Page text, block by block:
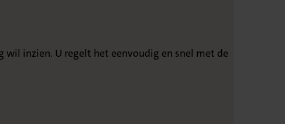
inzien. U regelt het eenvoudig en snel met de